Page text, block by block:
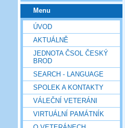
Menu
ÚVOD
AKTUÁLNĚ
JEDNOTA ČSOL ČESKÝ
BROD
SEARCH - LANGUAGE
SPOLEK A KONTAKTY
VÁLEČNÍ VETERÁNI
VIRTUÁLNÍ PAMÁTNÍK